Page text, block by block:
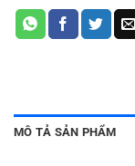
MÔ TẢ SẢN PHẨM